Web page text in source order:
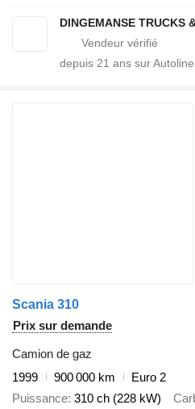
DINGEMANSE TRUCKS
depuis 21 ans sur Autoline
Scania 310
Prix sur demande
Camion de gaz
1999
900 000 km
Euro 2
Puissance 310 ch (228 kW)